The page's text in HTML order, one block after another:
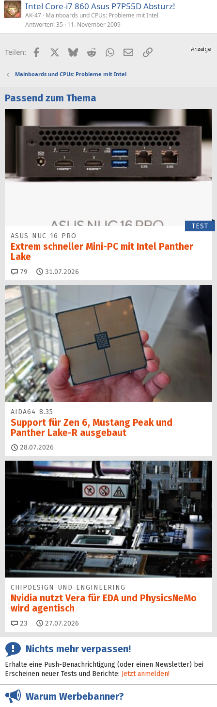
Intel Core-i7 860 Asus P7P55D Absturz!
AK-47 Mainboards und CPUs: Probleme mit Intel
Antworten 35 11. November 2009
Teilen: FacebookX (Twitter)
BlueskyRedditWhatsApp
E-MailLink
Mainboards und CPUs: Probleme mit Intel
Passend zum Thema
TEST
ASUS NUC 16 PRO
Extrem schneller Mini-PC mit Intel Panther
Lake
79 Kommentare
31.07.2026
AIDA64 8.35
Support für Zen 6, Mustang Peak und
Panther Lake-R ausgebaut
28.07.2026
CHIPDESIGN UND ENGINEERING
Nvidia nutzt Vera für EDA und PhysicsNeMo
wird agentisch
23 Kommentare
27.07.2026
Nichts mehr verpassen!
Erhalte eine Push-Benachrichtigung (oder einen Newsletter) bei
Erscheinen neuer Tests und Berichte: Jetzt anmelden!
Warum Werbebanner?